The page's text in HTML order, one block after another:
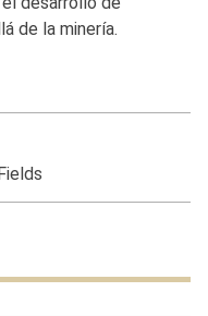
de la minería.